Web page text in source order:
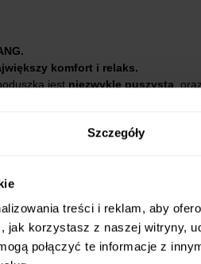
Szczegóły
treści i reklam, aby
jak korzystasz z naszej witryny,
połączyć te informacje z
komfort i relaks.
jest niezwykle puszysta ,
jej grubość to aż 10 cm.